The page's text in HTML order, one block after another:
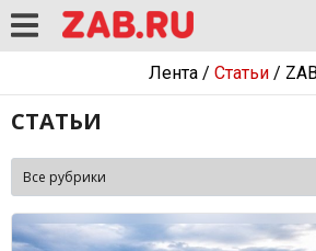
Лента/ Статьи/
СТАТЬИ